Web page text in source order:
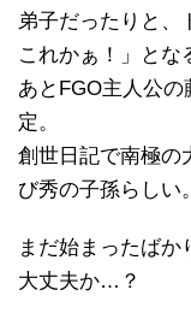
弟子だったりと、
これかぁ！」とな
あとFGO主人公
定。
創世日記で南極の
び秀の子孫らしい。
まだ始まったばか
大丈夫か…？